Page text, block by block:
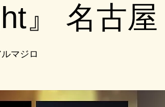
』 名古屋
マジロ